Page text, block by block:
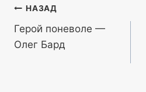
Навигация
по
записям
НАЗАД
Герой поневоле —
Олег Бард